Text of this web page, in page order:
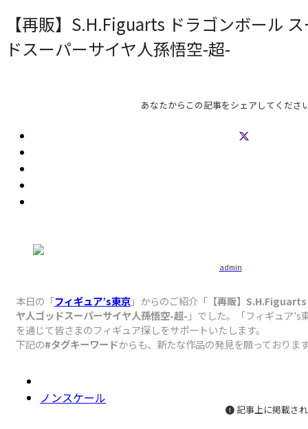
【再販】S.H.Figuarts ドラゴンボール
ドスーパーサイヤ人孫悟空-超-
あなたからこの記事をシェアしてくださ
admin
本日の「フィギュア’s東京」からのご紹介「 【再販】
ヤ人ゴッドスーパーサイヤ人孫悟空-超- 」でした。「フィギュア's
を通じて皆さまのフィギュア探しをサポートいたします。
下記の#タグキーワードからも、新たな作品の発見を願っておりま
ノンスケール
記事上に掲載さ